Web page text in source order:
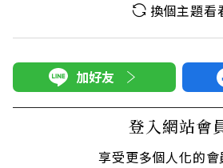
換個主題看
加好友
登入網站會
享受更多個人化的會